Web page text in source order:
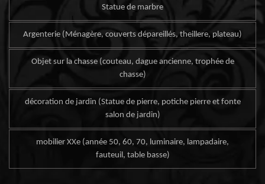
Statue de marbre
Argenterie (Ménagère, couverts dépareillés, theillere, plateau)
Objet sur la chasse (couteau, dague ancienne, trophée de
chasse)
décoration de jardin (Statue de pierre, potiche pierre et fonte
salon de jardin)
mobilier XXe (année 50, 60, 70, luminaire, lampadaire,
fauteuil, table basse)